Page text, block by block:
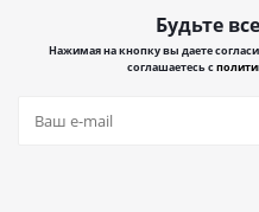
Будьте
Нажимая на кнопку вы даете
соглашаетесь с